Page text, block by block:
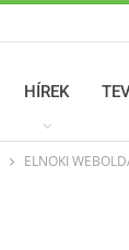
HÍREK
ELNOKI